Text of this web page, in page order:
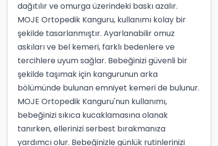
dağıtılır ve omurga üzerindeki baskı azalır.
MOJE Ortopedik Kanguru, kullanımı kolay bir
şekilde tasarlanmıştır. Ayarlanabilir omuz
askıları ve bel kemeri, farklı bedenlere ve
tercihlere uyum sağlar. Bebeğinizi güvenli bir
şekilde taşımak için kangurunun arka
bölümünde bulunan emniyet kemeri de bulunur.
MOJE Ortopedik Kanguru'nun kullanımı,
bebeğinizi sıkıca kucaklamasına olanak
tanırken, ellerinizi serbest bırakmanıza
yardımcı olur. Bebeğinizle günlük rutinlerinizi